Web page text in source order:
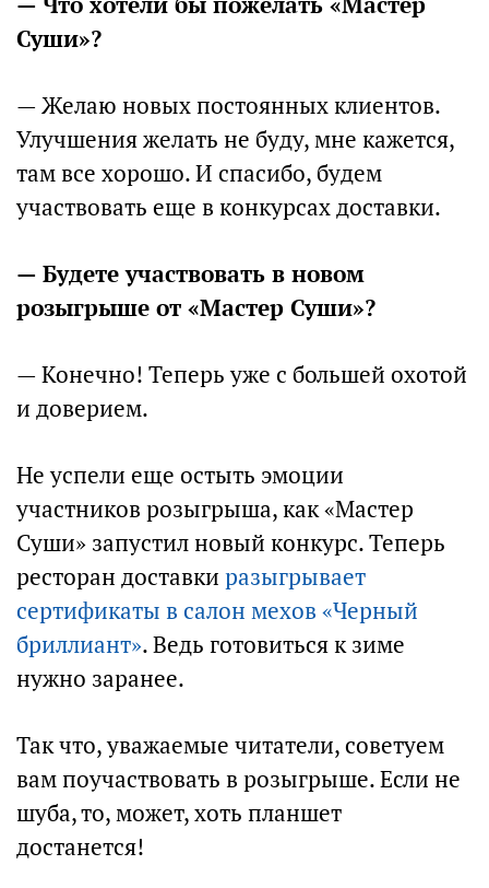
Суши»?
— Желаю новых постоянных клиентов.
Улучшения желать не буду, мне кажется,
там все хорошо. И спасибо, будем
участвовать еще в конкурсах доставки.
— Будете участвовать в новом
розыгрыше от «Мастер Суши»?
— Конечно! Теперь уже с большей охотой
и доверием.
Не успели еще остыть эмоции
участников розыгрыша, как «Мастер
Суши» запустил новый конкурс. Теперь
ресторан доставки разыгрывает
сертификаты в салон мехов «Черный
бриллиант». Ведь готовиться к зиме
нужно заранее.
Так что, уважаемые читатели, советуем
вам поучаствовать в розыгрыше. Если не
шуба, то, может, хоть планшет
достанется!